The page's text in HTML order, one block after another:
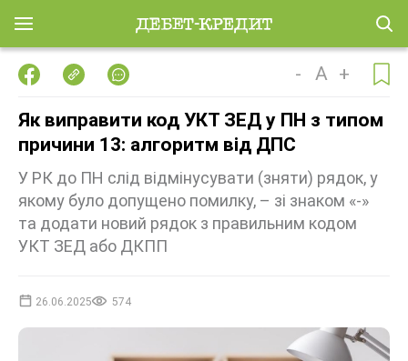
- A +
Як виправити код УКТ ЗЕД у ПН з типом
причини 13: алгоритм від ДПС
У РК до ПН слід відмінусувати (зняти) рядок, у
якому було допущено помилку, – зі знаком «-»
та додати новий рядок з правильним кодом
УКТ ЗЕД або ДКПП
26.06.2025 574